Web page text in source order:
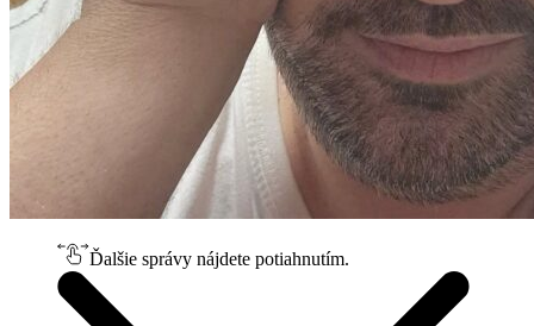
Ďalšie správy nájdete potiahnutím.